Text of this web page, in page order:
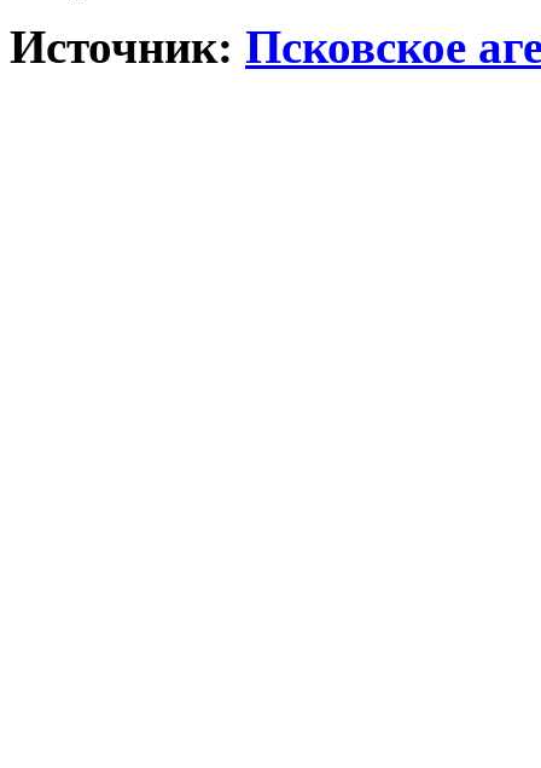
Источник: Псковское